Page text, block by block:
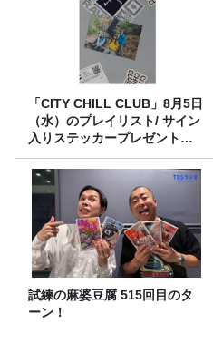
「CITY CHILL CLUB」8月5日
（水）のプレイリスト/ サイン
入りステッカープレゼント有
り
試練の麻婆豆腐 515回目のタ
ーン！